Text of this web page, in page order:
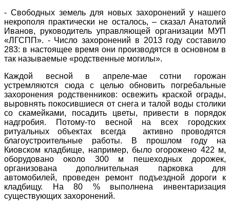
- Свободных земель для новых захоронений у нашего
некрополя практически не осталось, – сказал Анатолий
Иванов, руководитель управляющей организации МУП
«ЛГСПП». - Число захоронений в 2013 году составило
283: в настоящее время они производятся в основном в
так называемые «родственные могилы».
Каждой весной в апреле-мае сотни горожан
устремляются сюда с целью обновить погребальные
захоронения родственников: освежить краской ограды,
выровнять покосившиеся от снега и талой воды столики
со скамейками, посадить цветы, привести в порядок
надгробия. Потому-то весной на всех городских
ритуальных объектах всегда активно проводятся
благоустроительные работы. В прошлом году на
Киовском кладбище, например, было огорожено 422 м,
оборудовано около 300 м пешеходных дорожек,
организована дополнительная парковка для
автомобилей, проведен ремонт подъездной дороги к
кладбищу. На 80 % выполнена инвентаризация
существующих захоронений.